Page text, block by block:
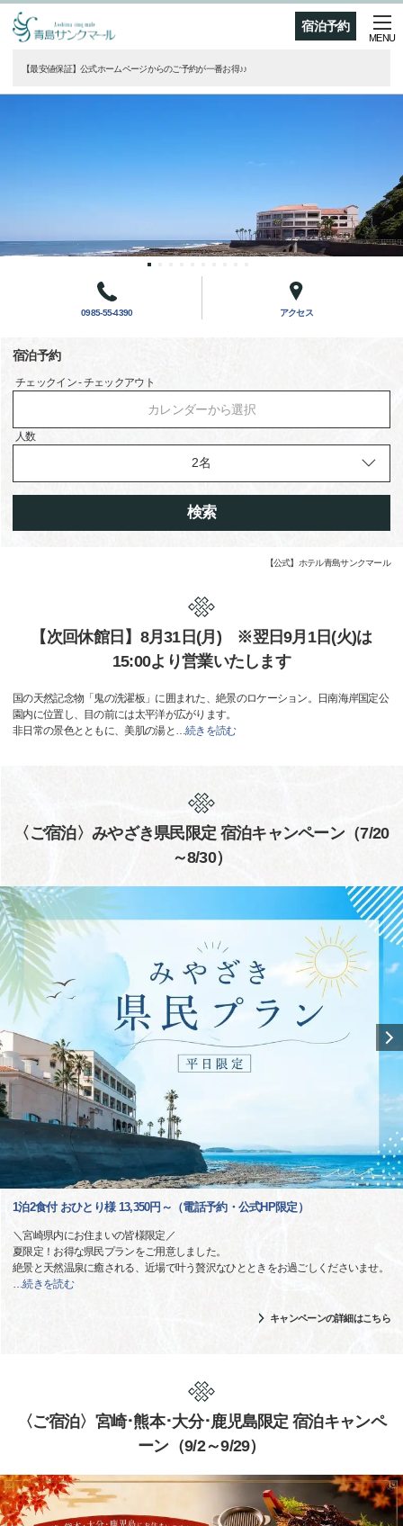
宿泊予約
MENU
【最安値保証】公式ホームページからのご予約が一番お得♪♪
0985-55-4390 アクセス
宿泊予約
チェックイン - チェックアウト
カレンダーから選択
人数
検索
【公式】ホテル青島サンクマール
【次回休館日】8月31日(月) ※翌日9月1日(火)は
15:00より営業いたします
国の天然記念物「鬼の洗濯板」に囲まれた、絶景のロケーション。日南海岸国定公
園内に位置し、目の前には太平洋が広がります。
非日常の景色とともに、美肌の湯と …続きを読む
〈ご宿泊〉みやざき県民限定 宿泊キャンペーン（7/20
～8/30）
1泊2食付 おひとり様 13,350円～（電話予約・公式HP限定）
＼宮崎県内にお住まいの皆様限定／
夏限定！お得な県民プランをご用意しました。
絶景と天然温泉に癒される、近場で叶う贅沢なひとときをお過ごしくださいませ。
…続きを読む
キャンペーンの詳細はこちら
〈ご宿泊〉宮崎･熊本･大分･鹿児島限定 宿泊キャンペ
ーン（9/2～9/29）